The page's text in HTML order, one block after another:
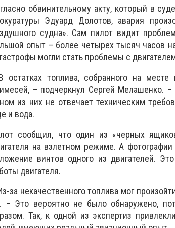
обвинительному акту, который в
Эдуард Долотов, авария
судна». Сам пилот видит
опыт – более четырех тысяч часов
могли стать проблемы с
остатках топлива, собранного на
– подчеркнул Сергей Мелашенко. –
из них не отвечает техническим
и вода.
сообщил, что один из «черных
на взлетном режиме. А
винтов одного из двигателей.
двигателя.
за некачественного топлива мог
– Это вероятно не было обнаружено,
Так, к одной из экспертиз